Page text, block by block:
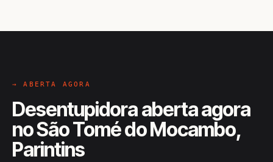
→ ABERTA AGORA
Desentupidora aberta agora
no São Tomé do Mocambo,
Parintins